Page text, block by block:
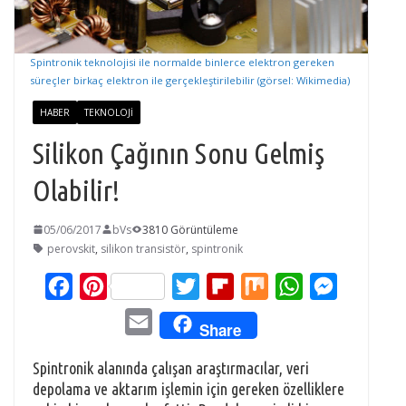
Spintronik teknolojisi ile normalde binlerce elektron gereken
süreçler birkaç elektron ile gerçekleştirilebilir (görsel: Wikimedia)
HABER TEKNOLOJI
Silikon Çağının Sonu Gelmiş
Olabilir!
05/06/2017 bVs
3810 Görüntüleme
perovskit, silikon transistör, spintronik
e
b
P
t
e
w
i
t
t
l
i
p
b
M
W
t
s
e
E
a
Share
Spintronik alanında çalışan araştırmacılar, veri
depolama ve aktarım işlemin için gereken özelliklere